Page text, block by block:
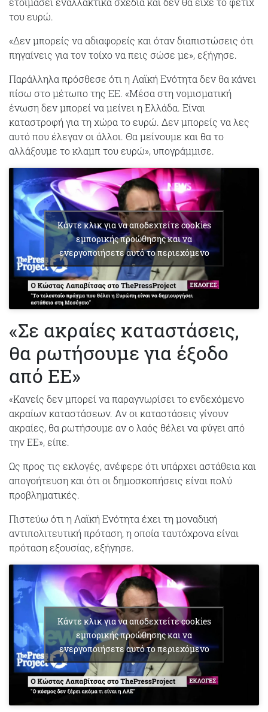
του ευρώ.
«Δεν μπορείς να αδιαφορείς και όταν διαπιστώσεις ότι
πηγαίνεις για τον τοίχο να πεις σώσε με», εξήγησε.
Παράλληλα πρόσθεσε ότι η Λαϊκή Ενότητα δεν θα κάνει
πίσω στο μέτωπο της ΕΕ. «Μέσα στη νομισματική
ένωση δεν μπορεί να μείνει η Ελλάδα. Είναι
καταστροφή για τη χώρα το ευρώ. Δεν μπορείς να λες
αυτό που έλεγαν οι άλλοι. Θα μείνουμε και θα το
αλλάξουμε το κλαμπ του ευρώ», υπογράμμισε.
Κάντε κλικ για να αποδεχτείτε cookies
εμπορικής προώθησης και να
ενεργοποιήσετε αυτό το περιεχόμενο
«Σε ακραίες καταστάσεις,
θα ρωτήσουμε για έξοδο
από ΕΕ»
«Κανείς δεν μπορεί να παραγνωρίσει το ενδεχόμενο
ακραίων καταστάσεων. Αν οι καταστάσεις γίνουν
ακραίες, θα ρωτήσουμε αν ο λαός θέλει να φύγει από
την ΕΕ», είπε.
Ως προς τις εκλογές, ανέφερε ότι υπάρχει αστάθεια και
απογοήτευση και ότι οι δημοσκοπήσεις είναι πολύ
προβληματικές.
Πιστεύω ότι η Λαϊκή Ενότητα έχει τη μοναδική
αντιπολιτευτική πρόταση, η οποία ταυτόχρονα είναι
πρόταση εξουσίας, εξήγησε.
Κάντε κλικ για να αποδεχτείτε cookies
εμπορικής προώθησης και να
ενεργοποιήσετε αυτό το περιεχόμενο